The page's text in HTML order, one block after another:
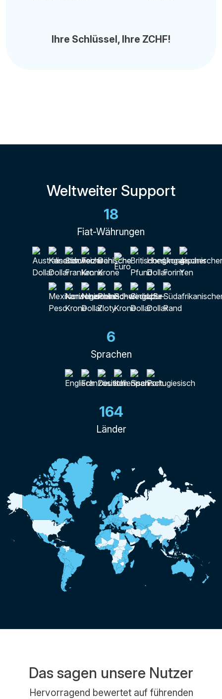
Ihre Schlüssel, Ihre ZCHF!
Weltweiter Support
18
Fiat-Währungen
6
Sprachen
164
Länder
Das sagen unsere Nutzer
Hervorragend bewertet auf führenden